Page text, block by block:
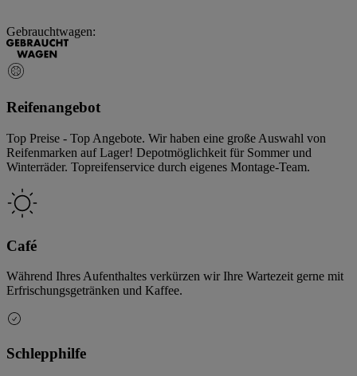
Gebrauchtwagen:
Reifenangebot
Top Preise - Top Angebote. Wir haben eine große Auswahl von
Reifenmarken auf Lager! Depotmöglichkeit für Sommer und
Winterräder. Topreifenservice durch eigenes Montage-Team.
Café
Während Ihres Aufenthaltes verkürzen wir Ihre Wartezeit gerne mit
Erfrischungsgetränken und Kaffee.
Schlepphilfe